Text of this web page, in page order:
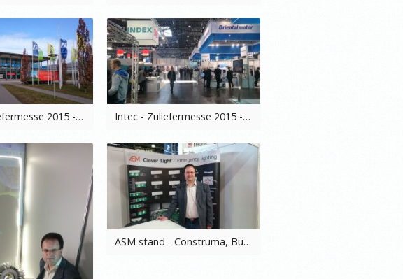
Intec - Zuliefermesse 2015 - nemzetközi beszállítói és gépipari szakvásár, Lipcse, 2015. 02. 24-26. Intec - Zuliefermesse 2015 - nemzetközi beszállítói és gépipari szakvásár, Lipcse, 2015. 02. 24-26.
ASM stand - Construma, Budapest, 2015. 04. 19.